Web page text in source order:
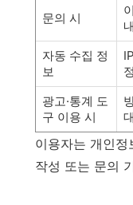
문의 시
자동 수집 정
보
광고·통계 도
구 이용 시
이용자는 개인
작성 또는 문의